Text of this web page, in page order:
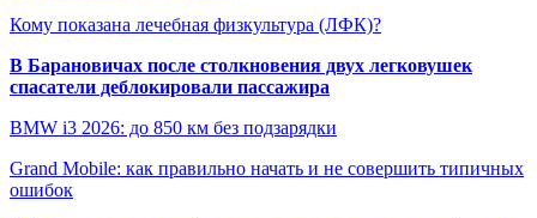
Кому показана лечебная физкультура (ЛФК)?
В Барановичах после столкновения двух легковушек
спасатели деблокировали пассажира
BMW i3 2026: до 850 км без подзарядки
Grand Mobile: как правильно начать и не совершить типичных
ошибок